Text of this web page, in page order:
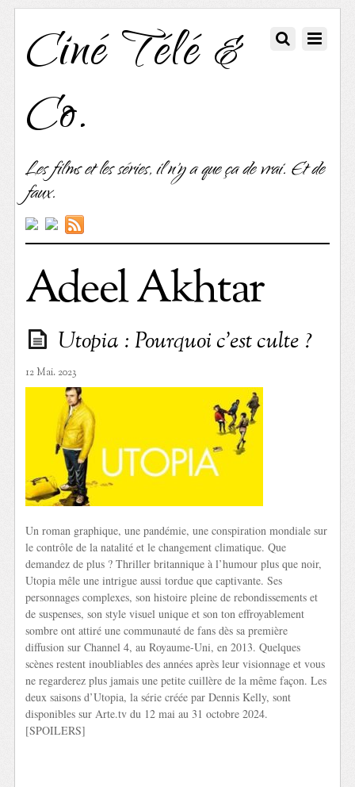
Ciné Télé &
Co.
Les films et les séries, il n'y a que ça de vrai. Et de
faux.
Adeel Akhtar
Utopia : Pourquoi c’est culte ?
12 Mai. 2023
Un roman graphique, une pandémie, une conspiration mondiale sur
le contrôle de la natalité et le changement climatique. Que
demandez de plus ? Thriller britannique à l’humour plus que noir,
Utopia mêle une intrigue aussi tordue que captivante. Ses
personnages complexes, son histoire pleine de rebondissements et
de suspenses, son style visuel unique et son ton effroyablement
sombre ont attiré une communauté de fans dès sa première
diffusion sur Channel 4, au Royaume-Uni, en 2013. Quelques
scènes restent inoubliables des années après leur visionnage et vous
ne regarderez plus jamais une petite cuillère de la même façon. Les
deux saisons d’Utopia, la série créée par Dennis Kelly, sont
disponibles sur Arte.tv du 12 mai au 31 octobre 2024.
[SPOILERS]